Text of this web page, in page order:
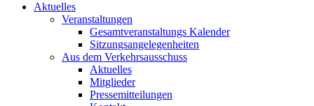
Aktuelles
Veranstaltungen
Gesamtveranstaltungs Kalender
Sitzungsangelegenheiten
Aus dem Verkehrsausschuss
Aktuelles
Mitglieder
Pressemitteilungen